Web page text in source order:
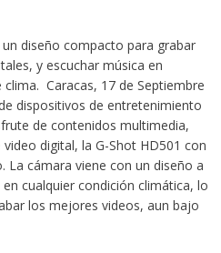
diseño compacto para grabar
y escuchar música en
Caracas, 17 de Septiembre
dispositivos de entretenimiento
de contenidos multimedia,
digital, la G-Shot HD501 con
cámara viene con un diseño a
cualquier condición climática, lo
los mejores videos, aun bajo